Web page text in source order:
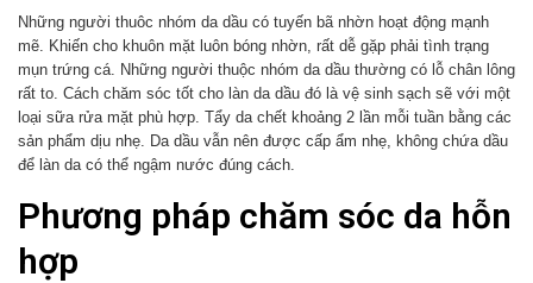
Những người thuôc nhóm da dầu có tuyến bã nhờn hoạt động mạnh
mẽ. Khiến cho khuôn mặt luôn bóng nhờn, rất dễ gặp phải tình trạng
mụn trứng cá. Những người thuộc nhóm da dầu thường có lỗ chân lông
rất to. Cách chăm sóc tốt cho làn da dầu đó là vệ sinh sạch sẽ với một
loại sữa rửa mặt phù hợp. Tẩy da chết khoảng 2 lần mỗi tuần bằng các
sản phẩm dịu nhẹ. Da dầu vẫn nên được cấp ẩm nhẹ, không chứa dầu
để làn da có thể ngậm nước đúng cách.
Phương pháp chăm sóc da hỗn
hợp